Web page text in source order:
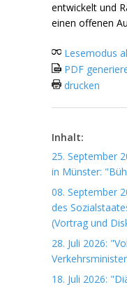
entwickelt und
einen offenen
Lesemodus
PDF
drucken
Inhalt:
25. September
in Münster:
08. September
des
(Vortrag und
28. Juli 2026:
18. Juli 2026: